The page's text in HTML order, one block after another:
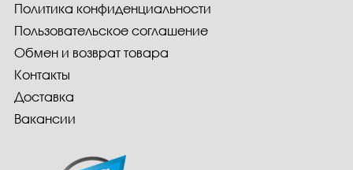
Политика конфиденциальности
Пользовательское соглашение
Обмен и возврат товара
Контакты
Доставка
Вакансии